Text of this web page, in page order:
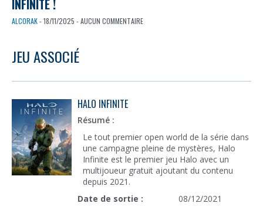
INFINITE !
ALCORAK- 18/11/2025 - AUCUN COMMENTAIRE
JEU ASSOCIÉ
HALO INFINITE
Résumé :
Le tout premier open world de la série dans
une campagne pleine de mystères, Halo
Infinite est le premier jeu Halo avec un
multijoueur gratuit ajoutant du contenu
depuis 2021.
Date de sortie :
08/12/2021